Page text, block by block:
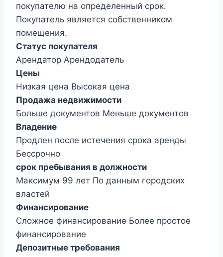
покупателю на определенный срок.
Покупатель является собственником
помещения.
Статус покупателя
Арендатор Арендодатель
Цены
Низкая цена Высокая цена
Продажа недвижимости
Больше документов Меньше документов
Владение
Продлен после истечения срока аренды
Бессрочно
срок пребывания в должности
Максимум 99 лет По данным городских
властей
Финансирование
Сложное финансирование Более простое
финансирование
Депозитные требования